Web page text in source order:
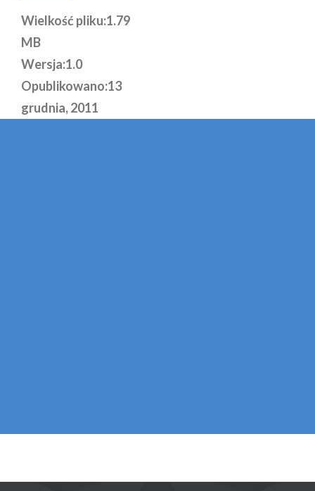
Wielkość pliku:1.79
MB
Wersja:1.0
Opublikowano:13
grudnia, 2011